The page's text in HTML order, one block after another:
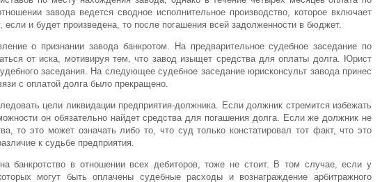
завода ведется сводное исполнительное производство, которое включает
и будет произведена, то после погашения всей задолженности в бюджет.
о признании завода банкротом. На предварительное судебное заседание по
от иска, мотивируя тем, что завод изыщет средства для оплаты долга. Юрист
заседания. На следующее судебное заседание юрисконсульт завода принес
с оплатой долга было прекращено.
цели ликвидации предприятия-должника. Если должник стремится избежать
он обязательно найдет средства для погашения долга. Если же должник не
то это может означать либо то, что суд только констатировал тот факт, что это
к судьбе предприятия.
банкротство в отношении всех дебиторов, тоже не стоит. В том случае, если у
могут быть оплачены судебные расходы и вознаграждение арбитражного